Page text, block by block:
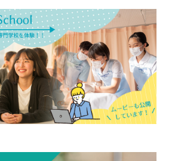
を作成いたしました。学校案内・募集
ホームページの資料請求フォームより